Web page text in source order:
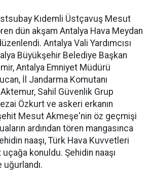
Kıdemli Üstçavuş Mesut
dün akşam Antalya Hava Meydan
Antalya Vali Yardımcısı
Büyükşehir Belediye Başkan
Antalya Emniyet Müdürü
İl Jandarma Komutanı
Sahil Güvenlik Grup
Özkurt ve askeri erkanın
şehit Mesut Akmeşe'nin öz geçmişi
ardından tören mangasınca
naaşı, Türk Hava Kuvvetleri
uçağa konuldu. Şehidin naaşı